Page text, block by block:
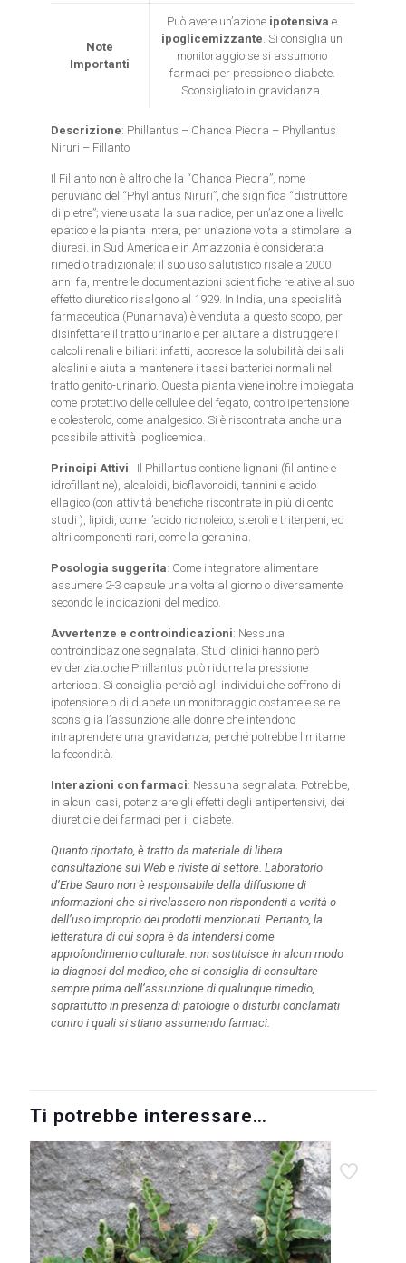
Note
Importanti
Può avere un’azione ipotensiva e
ipoglicemizzante. Si consiglia un
monitoraggio se si assumono
farmaci per pressione o diabete.
Sconsigliato in gravidanza.
Descrizione: Phillantus – Chanca Piedra – Phyllantus
Niruri – Fillanto
Il Fillanto non è altro che la “Chanca Piedra”, nome
peruviano del “Phyllantus Niruri”, che significa “distruttore
di pietre”; viene usata la sua radice, per un’azione a livello
epatico e la pianta intera, per un’azione volta a stimolare la
diuresi. in Sud America e in Amazzonia è considerata
rimedio tradizionale: il suo uso salutistico risale a 2000
anni fa, mentre le documentazioni scientifiche relative al suo
effetto diuretico risalgono al 1929. In India, una specialità
farmaceutica (Punarnava) è venduta a questo scopo, per
disinfettare il tratto urinario e per aiutare a distruggere i
calcoli renali e biliari: infatti, accresce la solubilità dei sali
alcalini e aiuta a mantenere i tassi batterici normali nel
tratto genito-urinario. Questa pianta viene inoltre impiegata
come protettivo delle cellule e del fegato, contro ipertensione
e colesterolo, come analgesico. Si è riscontrata anche una
possibile attività ipoglicemica.
Principi Attivi: Il Phillantus contiene lignani (fillantine e
idrofillantine), alcaloidi, bioflavonoidi, tannini e acido
ellagico (con attività benefiche riscontrate in più di cento
studi ), lipidi, come l’acido ricinoleico, steroli e triterpeni, ed
altri componenti rari, come la geranina.
Posologia suggerita: Come integratore alimentare
assumere 2-3 capsule una volta al giorno o diversamente
secondo le indicazioni del medico.
Avvertenze e controindicazioni: Nessuna
controindicazione segnalata. Studi clinici hanno però
evidenziato che Phillantus può ridurre la pressione
arteriosa. Si consiglia perciò agli individui che soffrono di
ipotensione o di diabete un monitoraggio costante e se ne
sconsiglia l’assunzione alle donne che intendono
intraprendere una gravidanza, perché potrebbe limitarne
la fecondità.
Interazioni con farmaci: Nessuna segnalata. Potrebbe,
in alcuni casi, potenziare gli effetti degli antipertensivi, dei
diuretici e dei farmaci per il diabete.
Quanto riportato, è tratto da materiale di libera
consultazione sul Web e riviste di settore. Laboratorio
d’Erbe Sauro non è responsabile della diffusione di
informazioni che si rivelassero non rispondenti a verità o
dell’uso improprio dei prodotti menzionati. Pertanto, la
letteratura di cui sopra è da intendersi come
approfondimento culturale: non sostituisce in alcun modo
la diagnosi del medico, che si consiglia di consultare
sempre prima dell’assunzione di qualunque rimedio,
soprattutto in presenza di patologie o disturbi conclamati
contro i quali si stiano assumendo farmaci.
Ti potrebbe interessare…